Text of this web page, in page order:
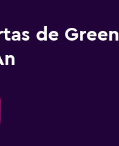
de Green